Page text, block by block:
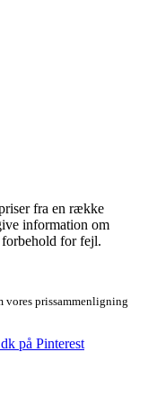
fra en række
information om
forbehold for fejl.
vores prissammenligning